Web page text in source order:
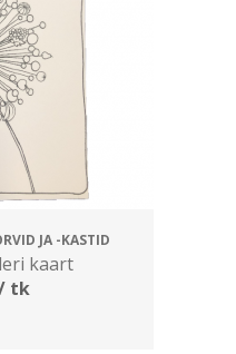
JA -KASTID
kaart
tk